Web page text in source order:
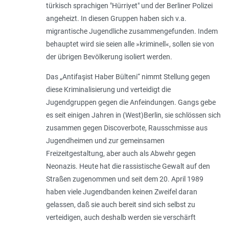
türkisch sprachigen "Hürriyet" und der Berliner Polizei
angeheizt. In diesen Gruppen haben sich v.a.
migrantische Jugendliche zusammengefunden. Indem
behauptet wird sie seien alle »kriminell«, sollen sie von
der übrigen Bevölkerung isoliert werden.
Das „Antifaşist Haber Bülteni“ nimmt Stellung gegen
diese Kriminalisierung und verteidigt die
Jugendgruppen gegen die Anfeindungen. Gangs gebe
es seit einigen Jahren in (West)Berlin, sie schlössen sich
zusammen gegen Discoverbote, Rausschmisse aus
Jugendheimen und zur gemeinsamen
Freizeitgestaltung, aber auch als Abwehr gegen
Neonazis. Heute hat die rassistische Gewalt auf den
Straßen zugenommen und seit dem 20. April 1989
haben viele Jugendbanden keinen Zweifel daran
gelassen, daß sie auch bereit sind sich selbst zu
verteidigen, auch deshalb werden sie verschärft